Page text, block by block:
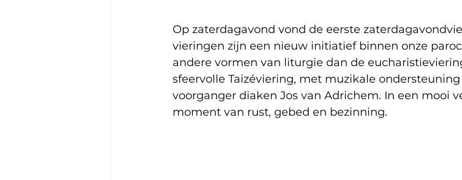
Op zaterdagavond vond de eerste
vieringen zijn een nieuw initiatief binnen onze
andere vormen van liturgie dan de
sfeervolle Taizéviering, met muzikale
voorganger diaken Jos van Adrichem. In een mooi
moment van rust, gebed en bezinning.